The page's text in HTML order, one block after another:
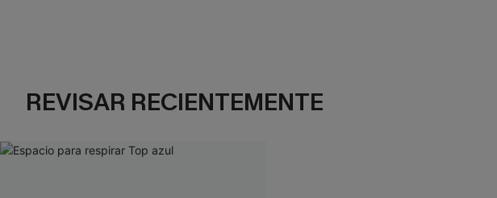
REVISAR RECIENTEMENTE